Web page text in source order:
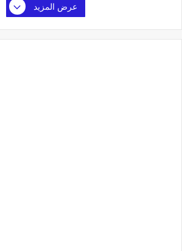
عرض المزيد